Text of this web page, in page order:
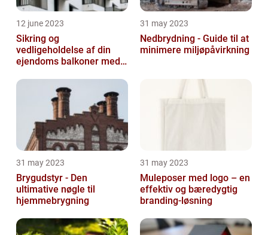
12 june 2023
Sikring og
vedligeholdelse af din
ejendoms balkoner med
31 may 2023
Nedbrydning - Guide til at
minimere miljøpåvirkning
31 may 2023
Brygudstyr - Den
ultimative nøgle til
hjemmebrygning
31 may 2023
Muleposer med logo – en
effektiv og bæredygtig
branding-løsning